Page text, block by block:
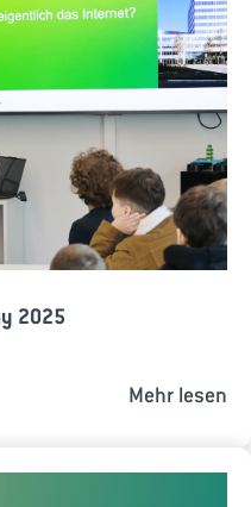
2025
Mehr lesen